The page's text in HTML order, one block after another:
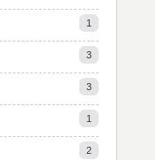
1
3
3
1
2